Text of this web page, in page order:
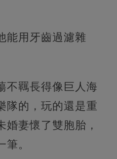
能用牙齒過濾雜
不羈長得像巨人海
隊的，玩的還是重
婚妻懷了雙胞胎，
。